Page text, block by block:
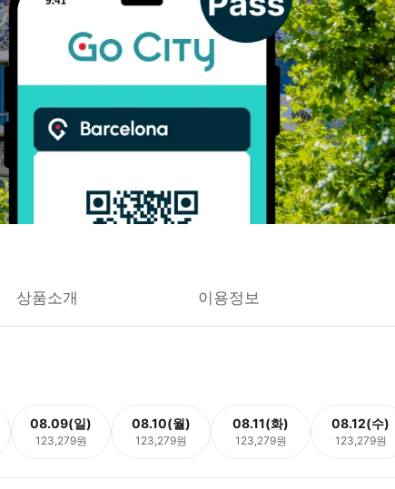
상품소개 이용정보
08.09(일)
123,279원
08.10(월)
123,279원
08.11(화)
123,279원
08.12(수)
123,279원